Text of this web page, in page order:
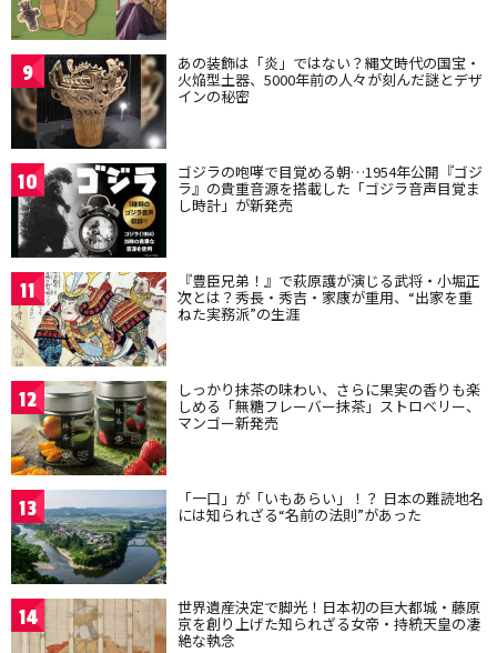
9 あの装飾は「炎」ではない？縄文時代の国宝・
火焔型土器、5000年前の人々が刻んだ謎とデザ
インの秘密
10 ゴジラの咆哮で目覚める朝…1954年公開『ゴジ
ラ』の貴重音源を搭載した「ゴジラ音声目覚ま
し時計」が新発売
11 『豊臣兄弟！』で萩原護が演じる武将・小堀正
次とは？秀長・秀吉・家康が重用、“出家を重
ねた実務派”の生涯
12 しっかり抹茶の味わい、さらに果実の香りも楽
しめる「無糖フレーバー抹茶」ストロベリー、
マンゴー新発売
13 「一口」が「いもあらい」！？ 日本の難読地名
には知られざる“名前の法則”があった
14 世界遺産決定で脚光！日本初の巨大都城・藤原
京を創り上げた知られざる女帝・持統天皇の凄
絶な執念